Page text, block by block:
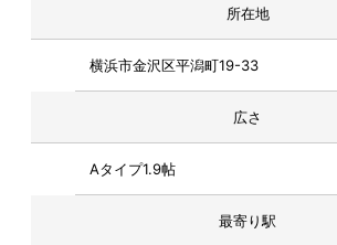
所在地
横浜市金沢区平潟町19-33
広さ
Aタイプ1.9帖
最寄り駅